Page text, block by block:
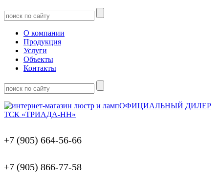
О компании
Продукция
Услуги
Объекты
Контакты
ОФИЦИАЛЬНЫЙ ДИЛЕР
ТСК «ТРИАДА-НН»
+7 (905) 664-56-66
+7 (905) 866-77-58